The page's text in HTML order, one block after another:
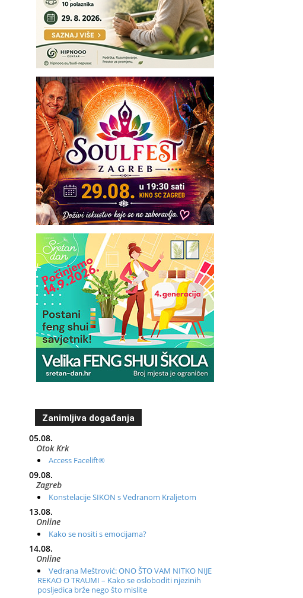
Zanimljiva događanja
05.08.
Otok Krk
Access Facelift®
09.08.
Zagreb
Konstelacije SIKON s Vedranom Kraljetom
13.08.
Online
Kako se nositi s emocijama?
14.08.
Online
Vedrana Meštrović: ONO ŠTO VAM NITKO NIJE
REKAO O TRAUMI – Kako se osloboditi njezinih
posljedica brže nego što mislite